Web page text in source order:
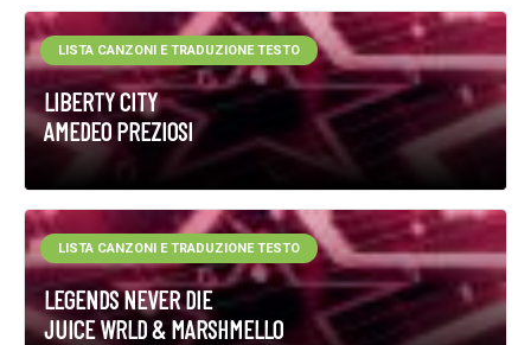
LIBERTY CITY
AMEDEO PREZIOSI
LISTA CANZONI E TRADUZIONE TESTO
LEGENDS NEVER DIE
JUICE WRLD & MARSHMELLO
LISTA CANZONI E TRADUZIONE TESTO